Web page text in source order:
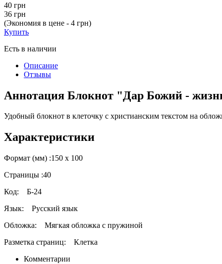
40 грн
36 грн
(Экономия в цене - 4 грн)
Купить
Есть в наличии
Описание
Отзывы
Аннотация Блокнот "Дар Божий -
Удобный блокнот в клеточку с христианским текстом на
Характеристики
Формат (мм) :150 х 100
Страницы :40
Код: Б-24
Язык: Русский язык
Обложка: Мягкая обложка с пружиной
Разметка страниц: Клетка
Комментарии